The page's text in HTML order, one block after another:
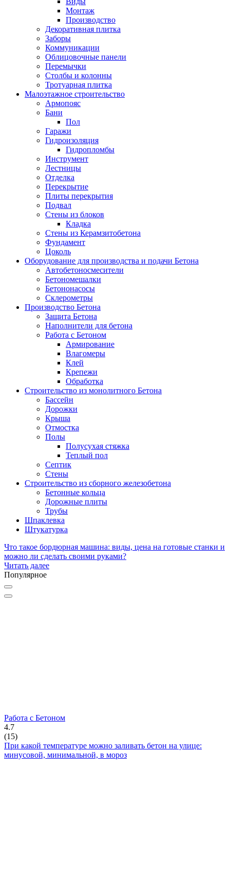
Монтаж
Производство
Декоративная плитка
Заборы
Коммуникации
Облицовочные панели
Перемычки
Столбы и колонны
Тротуарная плитка
Малоэтажное строительство
Армопояс
Бани
Пол
Гаражи
Гидроизоляция
Гидропломбы
Инструмент
Лестницы
Отделка
Перекрытие
Плиты перекрытия
Подвал
Стены из блоков
Кладка
Стены из Керамзитобетона
Фундамент
Цоколь
Оборудование для производства и подачи Бетона
Автобетоносмесители
Бетономешалки
Бетононасосы
Склерометры
Производство Бетона
Защита Бетона
Наполнители для бетона
Работа с Бетоном
Армирование
Влагомеры
Клей
Крепежи
Обработка
Строительство из монолитного Бетона
Бассейн
Дорожки
Крыша
Отмостка
Полы
Полусухая стяжка
Теплый пол
Септик
Стены
Строительство из сборного железобетона
Бетонные кольца
Дорожные плиты
Трубы
Шпаклевка
Штукатурка
Что такое бордюрная машина: виды, цена на готовые станки и
можно ли сделать своими руками?
Читать далее
Популярное
Работа с Бетоном
4.7
(15)
При какой температуре можно заливать бетон на улице:
минусовой, минимальной, в мороз